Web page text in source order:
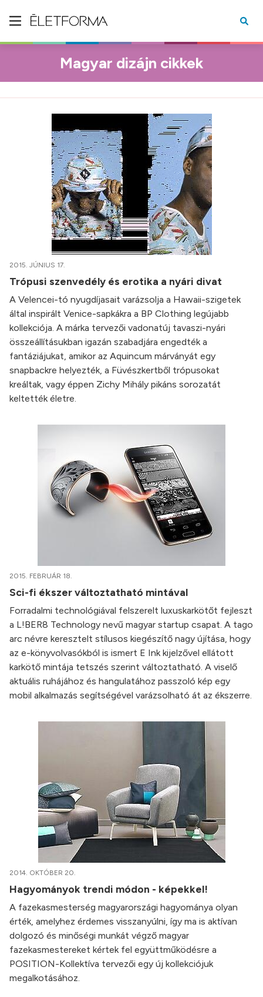
Magyar dizájn cikkek
2015. JÚNIUS 17.
Trópusi szenvedély és erotika a nyári divat
A Velencei-tó nyugdíjasait varázsolja a Hawaii-szigetek
által inspirált Venice-sapkákra a BP Clothing legújabb
kollekciója. A márka tervezői vadonatúj tavaszi-nyári
összeállításukban igazán szabadjára engedték a
fantáziájukat, amikor az Aquincum márványát egy
snapbackre helyezték, a Füvészkertből trópusokat
kreáltak, vagy éppen Zichy Mihály pikáns sorozatát
keltették életre.
2015. FEBRUÁR 18.
Sci-fi ékszer változtatható mintával
Forradalmi technológiával felszerelt luxuskarkötőt fejleszt
a L!BER8 Technology nevű magyar startup csapat. A tago
arc névre keresztelt stílusos kiegészítő nagy újítása, hogy
az e-könyvolvasókból is ismert E Ink kijelzővel ellátott
karkötő mintája tetszés szerint változtatható. A viselő
aktuális ruhájához és hangulatához passzoló kép egy
mobil alkalmazás segítségével varázsolható át az ékszerre.
2014. OKTÓBER 20.
Hagyományok trendi módon - képekkel!
A fazekasmesterség magyarországi hagyománya olyan
érték, amelyhez érdemes visszanyúlni, így ma is aktívan
dolgozó és minőségi munkát végző magyar
fazekasmestereket kértek fel együttműködésre a
POSITION-Kollektíva tervezői egy új kollekciójuk
megalkotásához.